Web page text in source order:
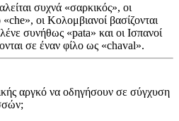
συχνά «σαρκικός», οι
οι Κολομβιανοί βασίζονται
συνήθως «pata» και οι Ισπανοί
σε έναν φίλο ως «chaval».
αργκό να οδηγήσουν σε σύγχυση